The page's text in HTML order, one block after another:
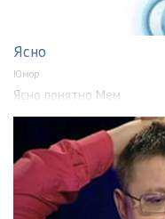
Ясно
Юмор
Ясно понятно Мем